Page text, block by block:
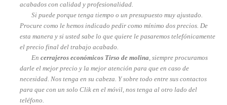
acabados con calidad y profesionalidad.
Si puede porque tenga tiempo o un presupuesto muy ajustado.
Procure como le hemos indicado pedir como mínimo dos precios. De
esta manera y si usted sabe lo que quiere le pasaremos telefónicamente
el precio final del trabajo acabado.
Encerrajeros económicos Tirso de molina, siempre procuramos
darle el mejor precio y la mejor atención para que en caso de
necesidad. Nos tenga en su cabeza. Y sobre todo entre sus contactos
para que con un solo Clik en el móvil, nos tenga al otro lado del
teléfono.